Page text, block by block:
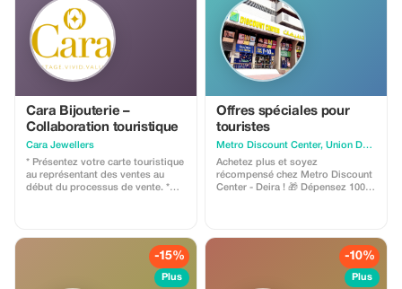
Cara Bijouterie –
Collaboration touristique
Cara Jewellers
* Présentez votre carte touristique
au représentant des ventes au
début du processus de vente. *
avec d'autres réductions ou
échangeable uniquement contre
des bijoux en diamants et ne
Offres spéciales pour
touristes
Metro Discount Center, Union Deira
Achetez plus et soyez
récompensé chez Metro Discount
Center - Deira ! 🎁 Dépensez 100
brumisateurs corporels GRATUITS
(4 pièces) 🎁 Dépensez 200 AED et
GRATUIT 🎁 Dépensez 500 AED et
-15%
Plus
-10%
Plus